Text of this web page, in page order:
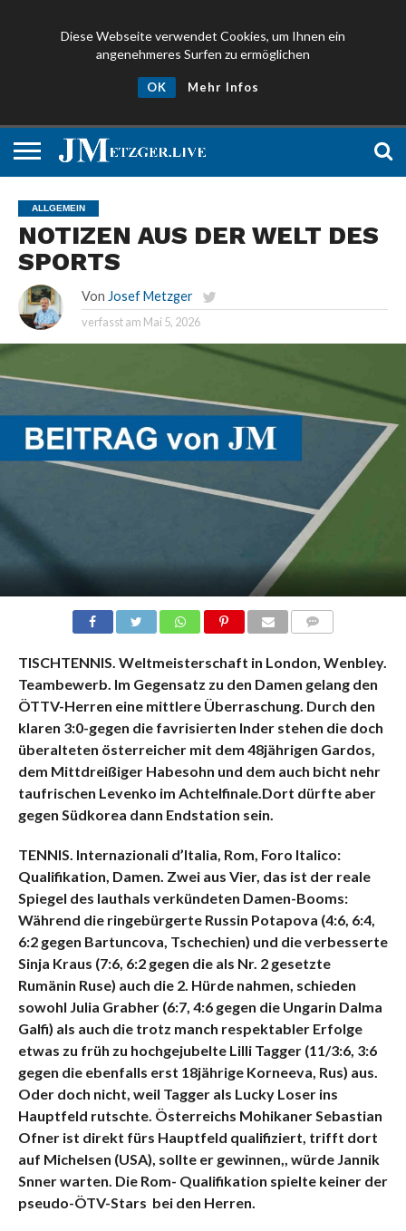
Diese Webseite verwendet Cookies, um Ihnen ein
angenehmeres Surfen zu ermöglichen
OK Mehr Infos
ALLGEMEIN
NOTIZEN AUS DER WELT DES
SPORTS
Von Josef Metzger
verfasst am Mai 5, 2026
TISCHTENNIS. Weltmeisterschaft in London, Wenbley.
Teambewerb. Im Gegensatz zu den Damen gelang den
ÖTTV-Herren eine mittlere Überraschung. Durch den
klaren 3:0-gegen die favrisierten Inder stehen die doch
überalteten österreicher mit dem 48jährigen Gardos,
dem Mittdreißiger Habesohn und dem auch bicht nehr
taufrischen Levenko im Achtelfinale.Dort dürfte aber
gegen Südkorea dann Endstation sein.
TENNIS. Internazionali d’Italia, Rom, Foro Italico:
Qualifikation, Damen. Zwei aus Vier, das ist der reale
Spiegel des lauthals verkündeten Damen-Booms:
Während die ringebürgerte Russin Potapova (4:6, 6:4,
6:2 gegen Bartuncova, Tschechien) und die verbesserte
Sinja Kraus (7:6, 6:2 gegen die als Nr. 2 gesetzte
Rumänin Ruse) auch die 2. Hürde nahmen, schieden
sowohl Julia Grabher (6:7, 4:6 gegen die Ungarin Dalma
Galfi) als auch die trotz manch respektabler Erfolge
etwas zu früh zu hochgejubelte Lilli Tagger (11/3:6, 3:6
gegen die ebenfalls erst 18jährige Korneeva, Rus) aus.
Oder doch nicht, weil Tagger als Lucky Loser ins
Hauptfeld rutschte. Österreichs Mohikaner Sebastian
Ofner ist direkt fürs Hauptfeld qualifiziert, trifft dort
auf Michelsen (USA), sollte er gewinnen,, würde Jannik
Snner warten. Die Rom- Qualifikation spielte keiner der
pseudo-ÖTV-Stars bei den Herren.